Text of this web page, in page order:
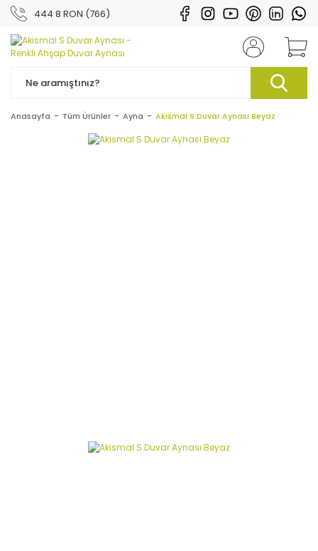
444 8 RON (766)
Anasayfa Tüm Ürünler Ayna Akismal S Duvar Aynası Beyaz